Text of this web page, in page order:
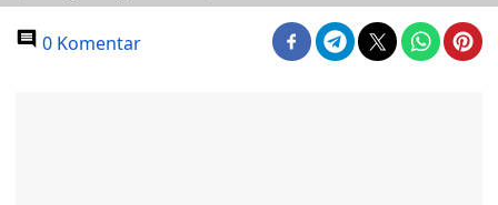
0 Komentar